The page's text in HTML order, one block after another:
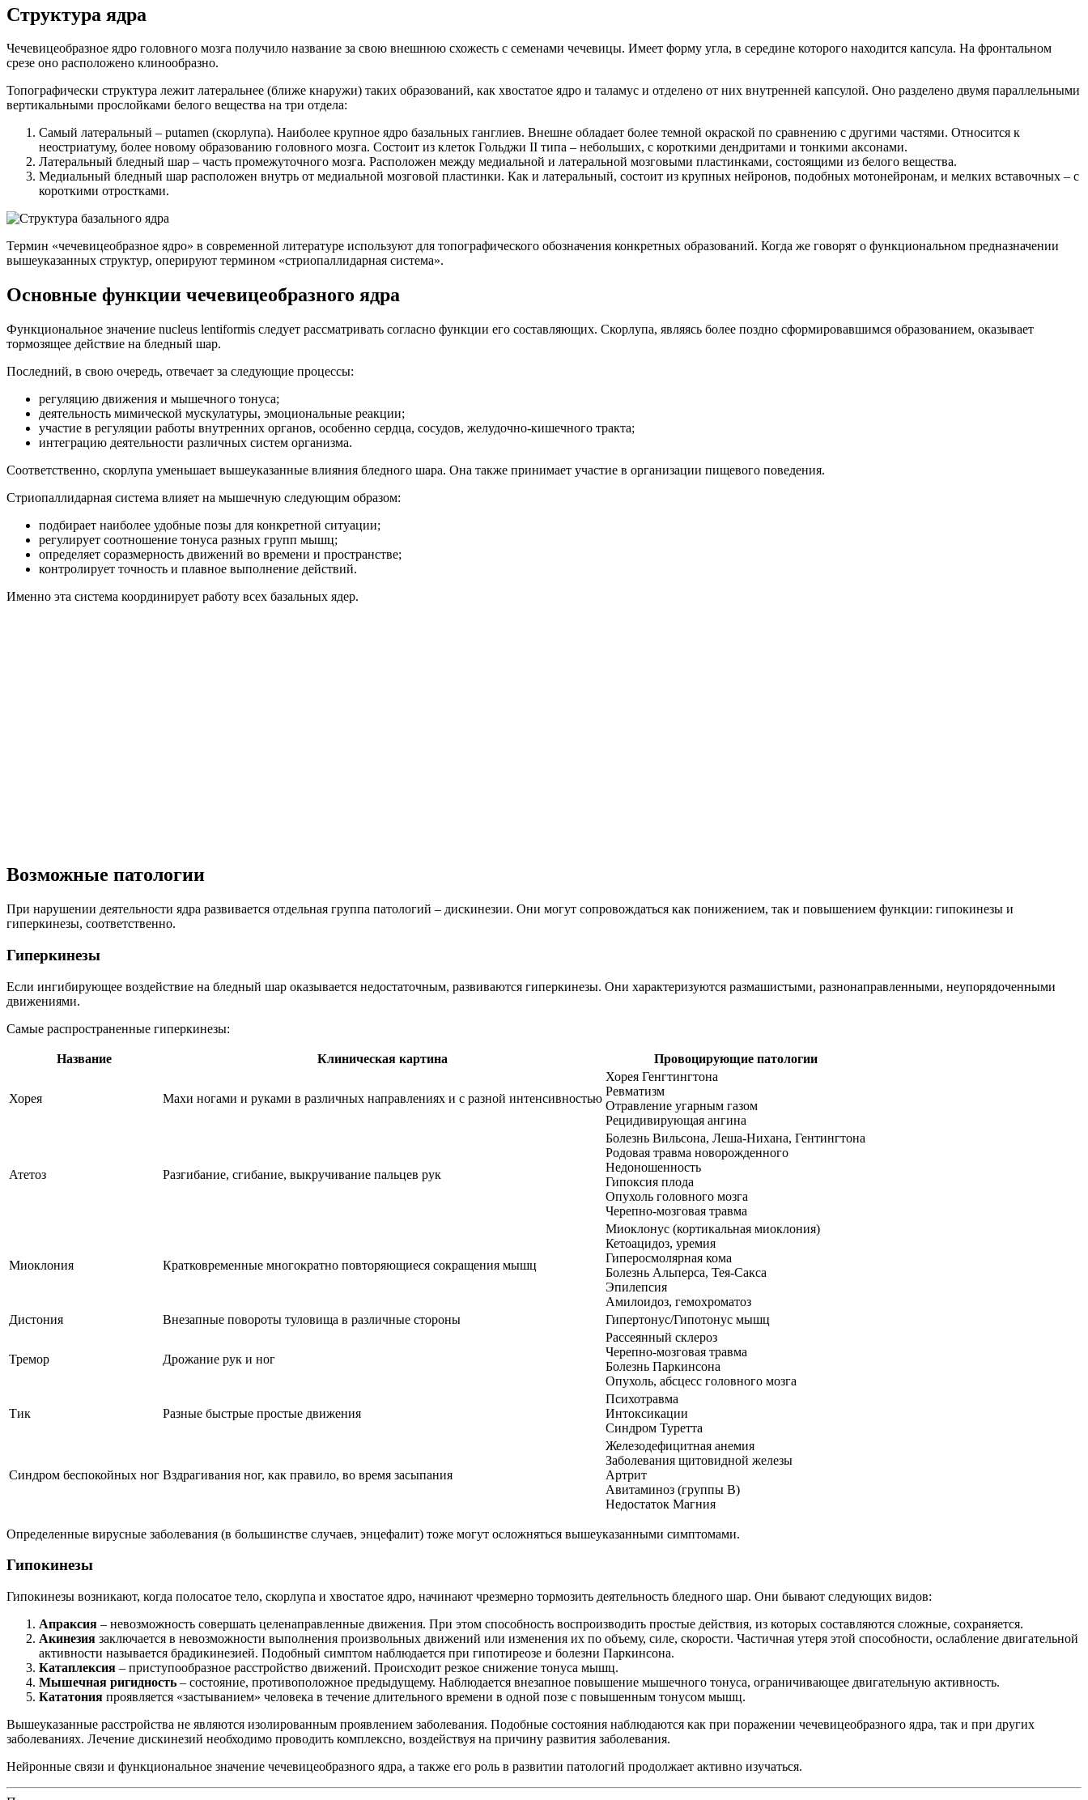
Структура ядра
Чечевицеобразное ядро головного мозга получило название за свою внешнюю схожесть с семенами чечевицы. Имеет форму угла, в середине которого находится капсула. На фронтальном
срезе оно расположено клинообразно.
Топографически структура лежит латеральнее (ближе кнаружи) таких образований, как хвостатое ядро и таламус и отделено от них внутренней капсулой. Оно разделено двумя параллельными
вертикальными прослойками белого вещества на три отдела:
Самый латеральный – putamen (cкорлупа). Наиболее крупное ядро базальных ганглиев. Внешне обладает более темной окраской по сравнению с другими частями. Относится к
неостриатуму, более новому образованию головного мозга. Состоит из клеток Гольджи II типа – небольших, с короткими дендритами и тонкими аксонами.
Латеральный бледный шар – часть промежуточного мозга. Расположен между медиальной и латеральной мозговыми пластинками, состоящими из белого вещества.
Медиальный бледный шар расположен внутрь от медиальной мозговой пластинки. Как и латеральный, состоит из крупных нейронов, подобных мотонейронам, и мелких вставочных – с
короткими отростками.
Термин «чечевицеобразное ядро» в современной литературе используют для топографического обозначения конкретных образований. Когда же говорят о функциональном предназначении
вышеуказанных структур, оперируют термином «стриопаллидарная система».
Основные функции чечевицеобразного ядра
Функциональное значение nucleus lentiformis следует рассматривать согласно функции его составляющих. Скорлупа, являясь более поздно сформировавшимся образованием, оказывает
тормозящее действие на бледный шар.
Последний, в свою очередь, отвечает за следующие процессы:
регуляцию движения и мышечного тонуса;
деятельность мимической мускулатуры, эмоциональные реакции;
участие в регуляции работы внутренних органов, особенно сердца, сосудов, желудочно-кишечного тракта;
интеграцию деятельности различных систем организма.
Соответственно, скорлупа уменьшает вышеуказанные влияния бледного шара. Она также принимает участие в организации пищевого поведения.
Стриопаллидарная система влияет на мышечную следующим образом:
подбирает наиболее удобные позы для конкретной ситуации;
регулирует соотношение тонуса разных групп мышц;
определяет соразмерность движений во времени и пространстве;
контролирует точность и плавное выполнение действий.
Именно эта система координирует работу всех базальных ядер.
Возможные патологии
При нарушении деятельности ядра развивается отдельная группа патологий – дискинезии. Они могут сопровождаться как понижением, так и повышением функции: гипокинезы и
гиперкинезы, соответственно.
Гиперкинезы
Если ингибирующее воздействие на бледный шар оказывается недостаточным, развиваются гиперкинезы. Они характеризуются размашистыми, разнонаправленными, неупорядоченными
движениями.
Самые распространенные гиперкинезы:
Название Клиническая картина Провоцирующие патологии
Хорея Махи ногами и руками в различных направлениях и с разной интенсивностью
Хорея Генгтингтона
Ревматизм
Отравление угарным газом
Рецидивирующая ангина
Атетоз Разгибание, сгибание, выкручивание пальцев рук
Болезнь Вильсона, Леша-Нихана, Гентингтона
Родовая травма новорожденного
Недоношенность
Гипоксия плода
Опухоль головного мозга
Черепно-мозговая травма
Миоклония Кратковременные многократно повторяющиеся сокращения мышц
Миоклонус (кортикальная миоклония)
Кетоацидоз, уремия
Гиперосмолярная кома
Болезнь Альперса, Тея-Сакса
Эпилепсия
Амилоидоз, гемохроматоз
Дистония
Внезапные повороты туловища в различные стороны Гипертонус/Гипотонус мышц
Тремор Дрожание рук и ног
Рассеянный склероз
Черепно-мозговая травма
Болезнь Паркинсона
Опухоль, абсцесс головного мозга
Тик Разные быстрые простые движения
Психотравма
Интоксикации
Синдром Туретта
Синдром беспокойных ног Вздрагивания ног, как правило, во время засыпания
Железодефицитная анемия
Заболевания щитовидной железы
Артрит
Авитаминоз (группы B)
Недостаток Магния
Определенные вирусные заболевания (в большинстве случаев, энцефалит) тоже могут осложняться вышеуказанными симптомами.
Гипокинезы
Гипокинезы возникают, когда полосатое тело, скорлупа и хвостатое ядро, начинают чрезмерно тормозить деятельность бледного шар. Они бывают следующих видов:
Апраксия – невозможность совершать целенаправленные движения. При этом способность воспроизводить простые действия, из которых составляются сложные, сохраняется.
Акинезия заключается в невозможности выполнения произвольных движений или изменения их по объему, силе, скорости. Частичная утеря этой способности, ослабление двигательной
активности называется брадикинезией. Подобный симптом наблюдается при гипотиреозе и болезни Паркинсона.
Катаплексия – приступообразное расстройство движений. Происходит резкое снижение тонуса мышц.
Мышечная ригидность – состояние, противоположное предыдущему. Наблюдается внезапное повышение мышечного тонуса, ограничивающее двигательную активность.
Кататония проявляется «застыванием» человека в течение длительного времени в одной позе с повышенным тонусом мышц.
Вышеуказанные расстройства не являются изолированным проявлением заболевания. Подобные состояния наблюдаются как при поражении чечевицеобразного ядра, так и при других
заболеваниях. Лечение дискинезий необходимо проводить комплексно, воздействуя на причину развития заболевания.
Нейронные связи и функциональное значение чечевицеобразного ядра, а также его роль в развитии патологий продолжает активно изучаться.